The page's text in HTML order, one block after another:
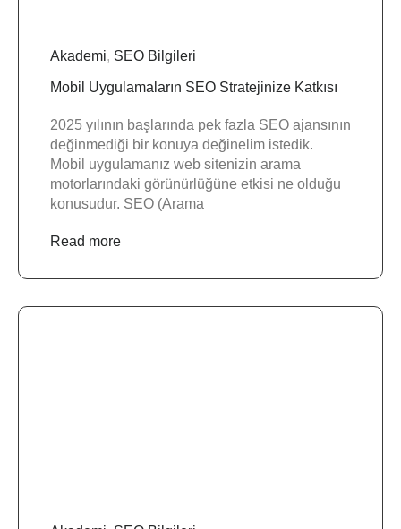
Akademi, SEO Bilgileri
Mobil Uygulamaların SEO Stratejinize Katkısı
2025 yılının başlarında pek fazla SEO ajansının
değinmediği bir konuya değinelim istedik.
Mobil uygulamanız web sitenizin arama
motorlarındaki görünürlüğüne etkisi ne olduğu
konusudur. SEO (Arama
Read more